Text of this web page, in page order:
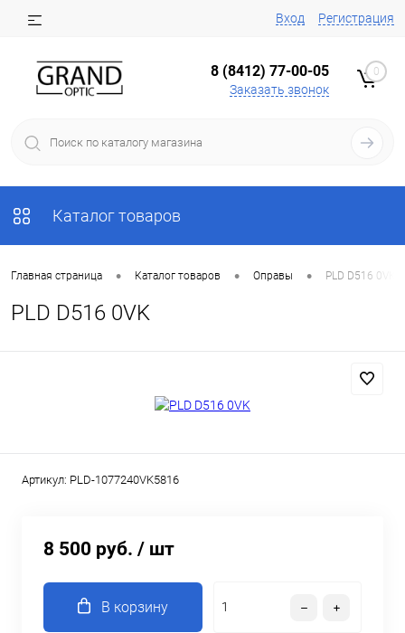
Вход Регистрация
8 (8412) 77-00-05
Заказать звонок
0
Каталог товаров
Главная страница • Каталог товаров • Оправы • PLD D516 0VK
PLD D516 0VK
Артикул: PLD-1077240VK5816
8 500 руб. / шт
В корзину